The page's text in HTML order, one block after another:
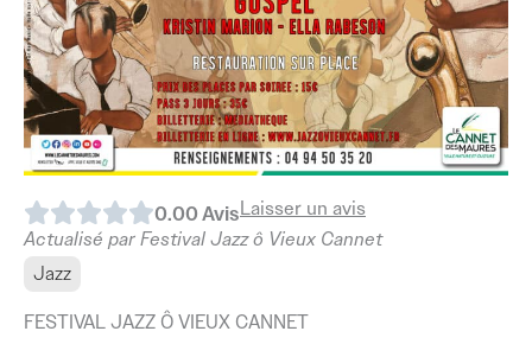
0.00AvisLaisser un avis
Actualisé par Festival Jazz ô Vieux Cannet
Jazz
FESTIVAL JAZZ Ô VIEUX CANNET